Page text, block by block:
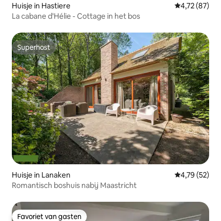
Huisje in Hastiere Gemiddelde
4,72 (87)
La cabane d'Hélie - Cottage in het bos
Superhost
Superhost
Huisje in Lanaken Gemiddelde
4,79 (52)
Romantisch boshuis nabij Maastricht
Favoriet van gasten